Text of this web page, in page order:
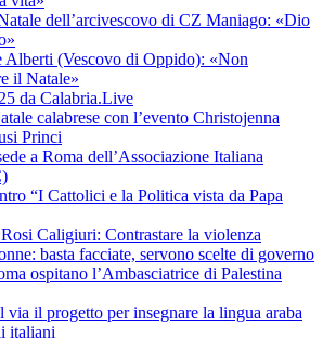
dell’arcivescovo di CZ Maniago: «Dio
Alberti (Vescovo di Oppido): «Non
il Natale»
da Calabria.Live
calabrese con l’evento Christojenna
Princi
a Roma dell’Associazione Italiana
“I Cattolici e la Politica vista da Papa
Caligiuri: Contrastare la violenza
basta facciate, servono scelte di governo
ospitano l’Ambasciatrice di Palestina
via il progetto per insegnare la lingua araba
italiani